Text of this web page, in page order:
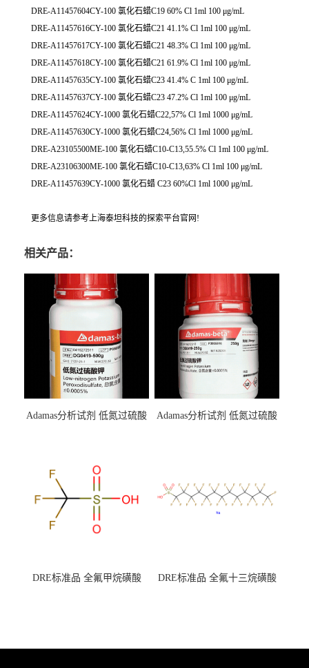
DRE-A11457604CY-100 氯化石蜡C19 60% Cl 1ml 100 μg/mL
DRE-A11457616CY-100 氯化石蜡C21 41.1% Cl 1ml 100 μg/mL
DRE-A11457617CY-100 氯化石蜡C21 48.3% Cl 1ml 100 μg/mL
DRE-A11457618CY-100 氯化石蜡C21 61.9% Cl 1ml 100 μg/mL
DRE-A11457635CY-100 氯化石蜡C23 41.4% C 1ml 100 μg/mL
DRE-A11457637CY-100 氯化石蜡C23 47.2% Cl 1ml 100 μg/mL
DRE-A11457624CY-1000 氯化石蜡C22,57% Cl 1ml 1000 μg/mL
DRE-A11457630CY-1000 氯化石蜡C24,56% Cl 1ml 1000 μg/mL
DRE-A23105500ME-100 氯化石蜡C10-C13,55.5% Cl 1ml 100 μg/mL
DRE-A23106300ME-100 氯化石蜡C10-C13,63% Cl 1ml 100 μg/mL
DRE-A11457639CY-1000 氯化石蜡 C23 60%Cl 1ml 1000 μg/mL
更多信息请参考上海泰坦科技的探索平台官网!
相关产品：
Adamas分析试剂 低氮过硫酸
（泰坦现货供应）
Adamas分析试剂 低氮过硫酸
DRE标准品 全氟甲烷磺酸
DRE标准品 全氟十三烷磺酸